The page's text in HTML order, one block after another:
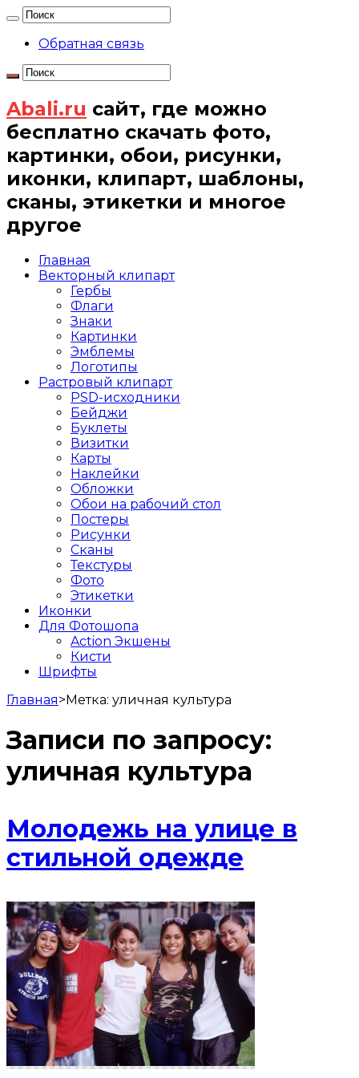
Обратная связь
Abali.ru сайт, где можно
бесплатно скачать фото,
картинки, обои, рисунки,
иконки, клипарт, шаблоны,
сканы, этикетки и многое
другое
Главная
Векторный клипарт
Гербы
Флаги
Знаки
Картинки
Эмблемы
Логотипы
Растровый клипарт
PSD-исходники
Бейджи
Буклеты
Визитки
Карты
Наклейки
Обложки
Обои на рабочий стол
Постеры
Рисунки
Сканы
Текстуры
Фото
Этикетки
Иконки
Для Фотошопа
Action Экшены
Кисти
Шрифты
Главная>Метка: уличная культура
Записи по запросу:
уличная культура
Молодежь на улице в
стильной одежде